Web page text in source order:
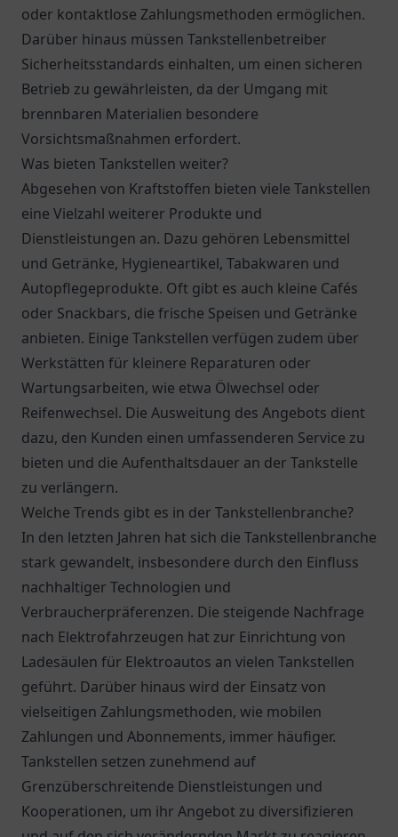
oder kontaktlose Zahlungsmethoden ermöglichen.
Darüber hinaus müssen Tankstellenbetreiber
Sicherheitsstandards einhalten, um einen sicheren
Betrieb zu gewährleisten, da der Umgang mit
brennbaren Materialien besondere
Vorsichtsmaßnahmen erfordert.
Was bieten Tankstellen weiter?
Abgesehen von Kraftstoffen bieten viele Tankstellen
eine Vielzahl weiterer Produkte und
Dienstleistungen an. Dazu gehören Lebensmittel
und Getränke, Hygieneartikel, Tabakwaren und
Autopflegeprodukte. Oft gibt es auch kleine Cafés
oder Snackbars, die frische Speisen und Getränke
anbieten. Einige Tankstellen verfügen zudem über
Werkstätten für kleinere Reparaturen oder
Wartungsarbeiten, wie etwa Ölwechsel oder
Reifenwechsel. Die Ausweitung des Angebots dient
dazu, den Kunden einen umfassenderen Service zu
bieten und die Aufenthaltsdauer an der Tankstelle
zu verlängern.
Welche Trends gibt es in der Tankstellenbranche?
In den letzten Jahren hat sich die Tankstellenbranche
stark gewandelt, insbesondere durch den Einfluss
nachhaltiger Technologien und
Verbraucherpräferenzen. Die steigende Nachfrage
nach Elektrofahrzeugen hat zur Einrichtung von
Ladesäulen für Elektroautos an vielen Tankstellen
geführt. Darüber hinaus wird der Einsatz von
vielseitigen Zahlungsmethoden, wie mobilen
Zahlungen und Abonnements, immer häufiger.
Tankstellen setzen zunehmend auf
Grenzüberschreitende Dienstleistungen und
Kooperationen, um ihr Angebot zu diversifizieren